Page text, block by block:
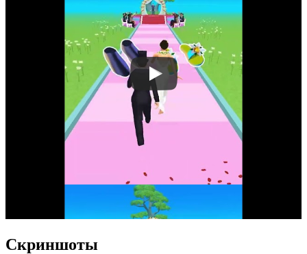
Скриншоты